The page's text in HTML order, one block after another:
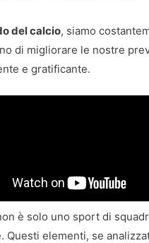
del calcio, siamo
di migliorare le nostre
e gratificante.
è solo uno sport di
Questi elementi, se